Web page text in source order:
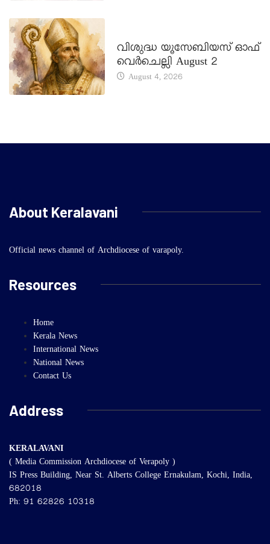
വിശുദ്ധ യൂസേബിയസ് ഓഫ്
വെർചെല്ലി August 2
August 4, 2026
About Keralavani
Official news channel of Archdiocese of varapoly.
Resources
Home
Kerala News
International News
National News
Contact Us
Address
KERALAVANI
( Media Commission Archdiocese of Verapoly )
IS Press Building, Near St. Alberts College Ernakulam, Kochi, India,
682018
Ph: 91 62826 10318